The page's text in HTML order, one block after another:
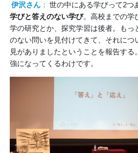
伊沢さん ： 世の中にある学びって2つ
学びと答えのない学び。高校までの学
学の研究とか、探究学習は後者。もっ
のない問いを見付けてきて、それにつ
見がありましたということを報告す
強になってくるわけです。